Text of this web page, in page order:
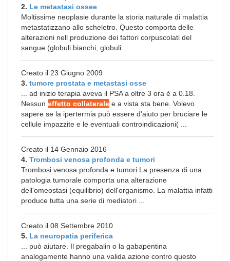
2. Le metastasi ossee
Moltissime neoplasie durante la storia naturale di malattia
metastatizzano allo scheletro. Questo comporta delle
alterazioni nell produzione dei fattori corpuscolati del
sangue (globuli bianchi, globuli ...
Creato il 23 Giugno 2009
3. tumore prostata e metastasi osse
... ad inizio terapia aveva il PSA a oltre 3 ora è a 0.18.
Nessun effetto collaterale e a vista sta bene. Volevo
sapere se la ipertermia può essere d'aiuto per bruciare le
cellule impazzite e le eventuali controindicazioni( ...
Creato il 14 Gennaio 2016
4. Trombosi venosa profonda e tumori
Trombosi venosa profonda e tumori La presenza di una
patologia tumorale comporta una alterazione
dell'omeostasi (equilibrio) dell'organismo. La malattia infatti
produce tutta una serie di mediatori ...
Creato il 08 Settembre 2010
5. La neuropatia periferica
... può aiutare. Il pregabalin o la gabapentina
analogamente hanno una valida azione contro questo